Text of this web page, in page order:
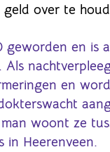
geld over te
en is
Als
en
woont ze
in Heerenveen.